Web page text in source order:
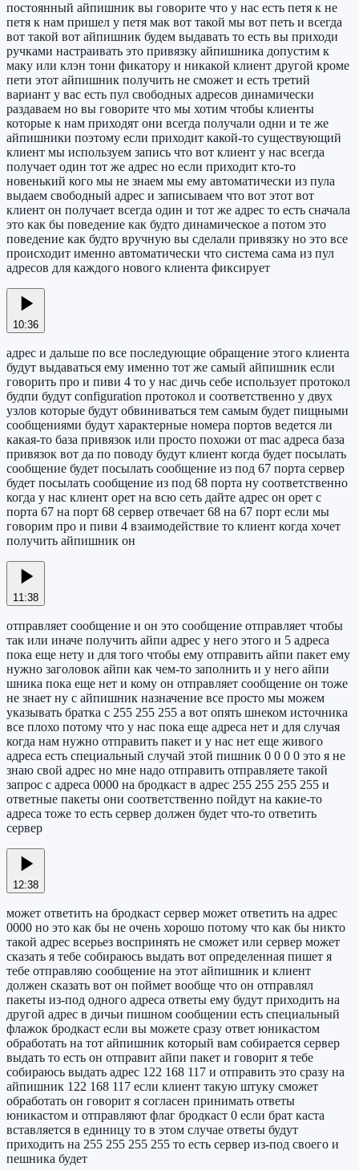
постоянный айпишник вы говорите что у нас есть петя к не
петя к нам пришел у петя мак вот такой мы вот петь и всегда
вот такой вот айпишник будем выдавать то есть вы приходи
ручками настраивать это привязку айпишника допустим к
маку или клэн тони фикатору и никакой клиент другой кроме
пети этот айпишник получить не сможет и есть третий
вариант у вас есть пул свободных адресов динамически
раздаваем но вы говорите что мы хотим чтобы клиенты
которые к нам приходят они всегда получали одни и те же
айпишники поэтому если приходит какой-то существующий
клиент мы используем запись что вот клиент у нас всегда
получает один тот же адрес но если приходит кто-то
новенький кого мы не знаем мы ему автоматически из пула
выдаем свободный адрес и записываем что вот этот вот
клиент он получает всегда один и тот же адрес то есть сначала
это как бы поведение как будто динамическое а потом это
поведение как будто вручную вы сделали привязку но это все
происходит именно автоматически что система сама из пул
адресов для каждого нового клиента фиксирует
10:36
адрес и дальше по все последующие обращение этого клиента
будут выдаваться ему именно тот же самый айпишник если
говорить про и пиви 4 то у нас дичь себе использует протокол
будпи будут configuration протокол и соответственно у двух
узлов которые будут обвиниваться тем самым будет пищными
сообщениями будут характерные номера портов ведется ли
какая-то база привязок или просто похожи от mac адреса база
привязок вот да по поводу будут клиент когда будет посылать
сообщение будет посылать сообщение из под 67 порта сервер
будет посылать сообщение из под 68 порта ну соответственно
когда у нас клиент орет на всю сеть дайте адрес он орет с
порта 67 на порт 68 сервер отвечает 68 на 67 порт если мы
говорим про и пиви 4 взаимодействие то клиент когда хочет
получить айпишник он
11:38
отправляет сообщение и он это сообщение отправляет чтобы
так или иначе получить айпи адрес у него этого и 5 адреса
пока еще нету и для того чтобы ему отправить айпи пакет ему
нужно заголовок айпи как чем-то заполнить и у него айпи
шника пока еще нет и кому он отправляет сообщение он тоже
не знает ну с айпишник назначение все просто мы можем
указывать братка с 255 255 255 а вот опять шнеком источника
все плохо потому что у нас пока еще адреса нет и для случая
когда нам нужно отправить пакет и у нас нет еще живого
адреса есть специальный случай этой пишник 0 0 0 0 это я не
знаю свой адрес но мне надо отправить отправляете такой
запрос с адреса 0000 на бродкаст в адрес 255 255 255 255 и
ответные пакеты они соответственно пойдут на какие-то
адреса тоже то есть сервер должен будет что-то ответить
сервер
12:38
может ответить на бродкаст сервер может ответить на адрес
0000 но это как бы не очень хорошо потому что как бы никто
такой адрес всерьез воспринять не сможет или сервер может
сказать я тебе собираюсь выдать вот определенная пишет я
тебе отправляю сообщение на этот айпишник и клиент
должен сказать вот он поймет вообще что он отправлял
пакеты из-под одного адреса ответы ему будут приходить на
другой адрес в дичьи пишном сообщении есть специальный
флажок бродкаст если вы можете сразу ответ юникастом
обработать на тот айпишник который вам собирается сервер
выдать то есть он отправит айпи пакет и говорит я тебе
собираюсь выдать адрес 122 168 117 и отправить это сразу на
айпишник 122 168 117 если клиент такую штуку сможет
обработать он говорит я согласен принимать ответы
юникастом и отправляют флаг бродкаст 0 если брат каста
вставляется в единицу то в этом случае ответы будут
приходить на 255 255 255 255 то есть сервер из-под своего и
пешника будет